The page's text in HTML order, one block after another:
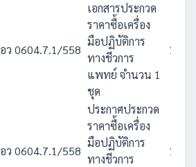
อว 0604.7.1/558
เอกสารประกวด
ราคาซื้อเครื่อง
มือปฏิบัติการ
ทางชีวการ
แพทย์ จำนวน 1
ชุด
อว 0604.7.1/558
ประกาศประกวด
ราคาซื้อเครื่อง
มือปฏิบัติการ
ทางชีวการ